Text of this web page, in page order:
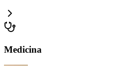
Medicina